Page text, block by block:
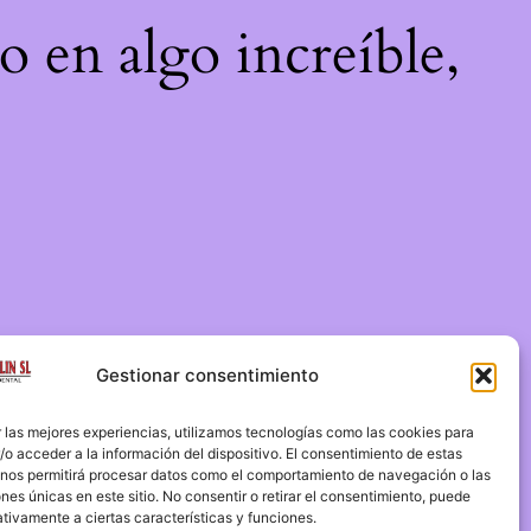
Gestionar consentimiento
las mejores experiencias, utilizamos tecnologías como las cookies para
o acceder a la información del dispositivo. El consentimiento de estas
permitirá procesar datos como el comportamiento de navegación o las
únicas en este sitio. No consentir o retirar el consentimiento, puede
a ciertas características y funciones.
en algo increíble,